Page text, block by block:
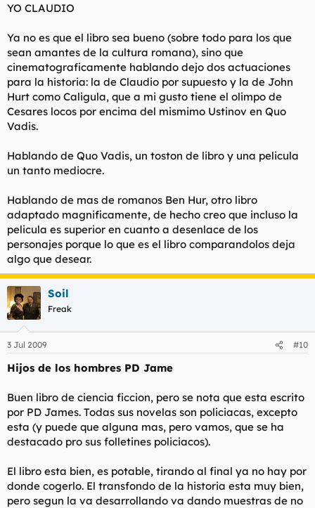
YO CLAUDIO
Ya no es que el libro sea bueno (sobre todo para los que
sean amantes de la cultura romana), sino que
cinematograficamente hablando dejo dos actuaciones
para la historia: la de Claudio por supuesto y la de John
Hurt como Caligula, que a mi gusto tiene el olimpo de
Cesares locos por encima del mismimo Ustinov en Quo
Vadis.
Hablando de Quo Vadis, un toston de libro y una pelicula
un tanto mediocre.
Hablando de mas de romanos Ben Hur, otro libro
adaptado magnificamente, de hecho creo que incluso la
pelicula es superior en cuanto a desenlace de los
personajes porque lo que es el libro comparandolos deja
algo que desear.
Soil
Freak
3 Jul 2009 #10
Hijos de los hombres PD Jame
Buen libro de ciencia ficcion, pero se nota que esta escrito
por PD James. Todas sus novelas son policiacas, excepto
esta (y puede que alguna mas, pero vamos, que se ha
destacado pro sus folletines policiacos).
El libro esta bien, es potable, tirando al final ya no hay por
donde cogerlo. El transfondo de la historia esta muy bien,
pero segun la va desarrollando va dando muestras de no